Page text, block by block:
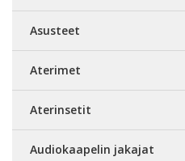
Asusteet
Aterimet
Aterinsetit
Audiokaapelin jakajat